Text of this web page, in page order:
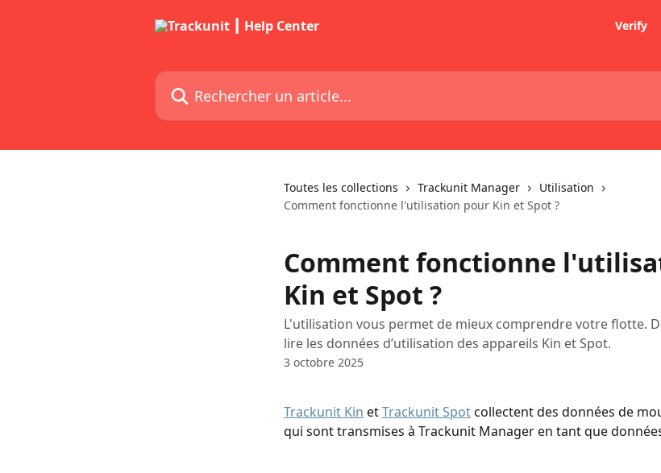
Verify
Rechercher un article...
Toutes les collections Trackunit Manager
Utilisation
Comment fonctionne l'utilisation pour Kin et Spot ?
Comment fonctionne
Kin et Spot ?
L'utilisation vous permet de mieux comprendre votre flotte.
lire les données d’utilisation des appareils Kin et Spot.
3 octobre 2025
Trackunit Kin et Trackunit Spot collectent des données de
qui sont transmises à Trackunit Manager en tant que